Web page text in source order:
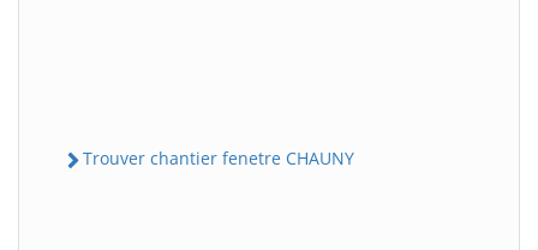
Trouver chantier fenetre CHAUNY